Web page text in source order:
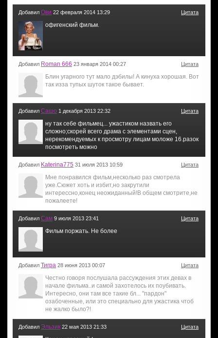
Добавил Ови 22 февраля 2014 13:29 Цитата
офигенский фильм.
Добавил Roman 666 23 января 2014 00:27 Цитата
Блин угарного тут мало дэбилы! А кинуха хорошая. Вот
так изза тупых шуток такое бывает.
Добавил Сашо 1 декабря 2013 22:32 Цитата
ну так себе фильмец... ужастиком назвать его
сложно;скорей всего драма с элементами сцен,
нерекомендуемых к просмотру лицам моложе 16.разок
посмотреть можно
Добавил Katerina775 31 июля 2013 10:59 Цитата
Мне понравился фильм,несколько раз смотрела
уже.Сюжет хоть и избит,но закрутили
интерессно,конец неожиданный!В общем смотрите,не
пожалеете!
Добавил Сам 9 июля 2013 23:41 Цитата
Фильм поржать. Не более
Добавил Тигра 28 июня 2013 00:07 Цитата
Честно говоря послушала рассуждения этих девах в
начале фильма..и самой захотелось их поубивать.
Интересно, они там все такие бл... "пардон"
озабоченные, или это специально для ужастика чтоб
не жалко было?!
Добавил Эльзик 22 мая 2013 21:33 Цитата